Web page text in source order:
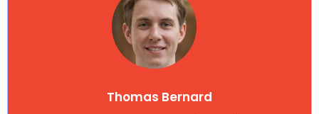
Thomas Bernard